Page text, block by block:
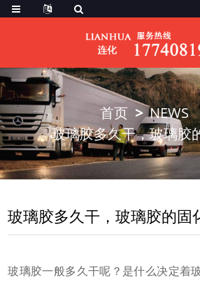
首页
NEWS
玻璃胶多久干，玻璃胶
玻璃胶多久干，玻璃胶的固
玻璃胶一般多久干呢？是什么决定着